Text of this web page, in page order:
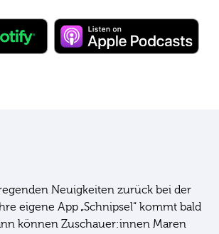
Neuigkeiten zurück bei der
eigene App „Schnipsel“ kommt bald
können Zuschauer:innen Maren